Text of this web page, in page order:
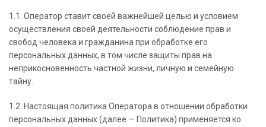
1.1. Оператор ставит своей важнейшей целью и условием
осуществления своей деятельности соблюдение прав и
свобод человека и гражданина при обработке его
персональных данных, в том числе защиты прав на
неприкосновенность частной жизни, личную и семейную
тайну.
1.2. Настоящая политика Оператора в отношении обработки
персональных данных (далее — Политика) применяется ко